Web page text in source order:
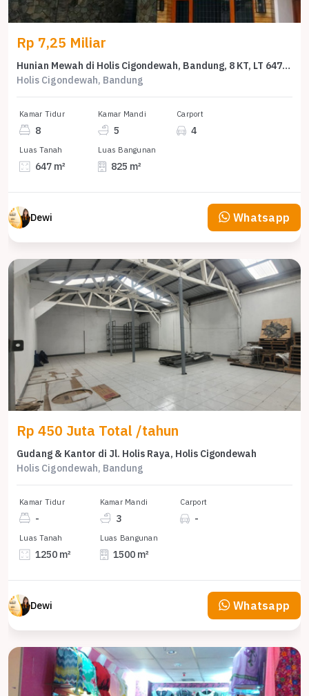
Rp 7,25 Miliar
Hunian Mewah di Holis Cigondewah, Bandung, 8 KT, LT 647m²
Holis Cigondewah, Bandung
Kamar Tidur
8
Kamar Mandi
5
Carport
4
Luas Tanah
647 m²
Luas Bangunan
825 m²
Dewi Whatsapp
Rp 450 Juta Total /tahun
Gudang & Kantor di Jl. Holis Raya, Holis Cigondewah
Holis Cigondewah, Bandung
Kamar Tidur
-
Kamar Mandi
3
Carport
-
Luas Tanah
1250 m²
Luas Bangunan
1500 m²
Dewi Whatsapp